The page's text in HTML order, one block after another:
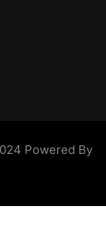
Powered By